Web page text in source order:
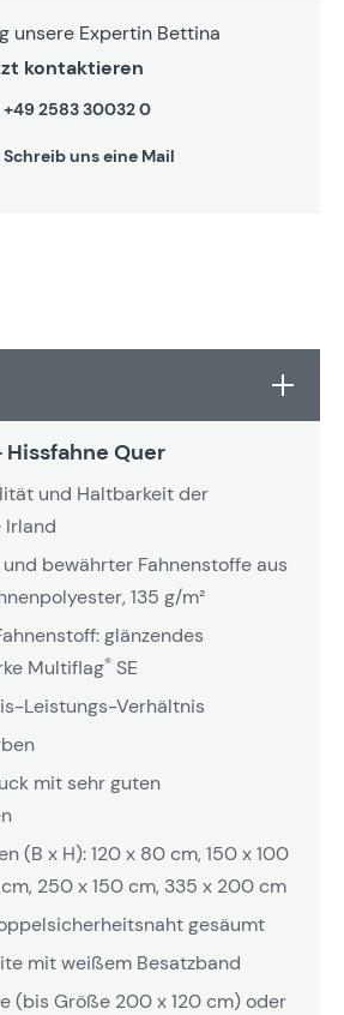
unsere Expertin Bettina
kontaktieren
+49 2583 30032 0
Schreib uns eine Mail
Quer
und Haltbarkeit der
Irland
bewährter Fahnenstoffe aus
135 g/m²
glänzendes
Multiflag® SE
Leistungs-Verhältnis
mit sehr guten
(B x H): 120 x 80 cm, 150 x 100
250 x 150 cm, 335 x 200 cm
gesäumt
mit weißem Besatzband
(bis Größe 200 x 120 cm) oder